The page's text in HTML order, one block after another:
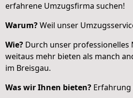
erfahrene Umzugsfirma suchen!
Warum?Weil unser
Wie? Durch unser
weitaus mehr bieten als manch
im Breisgau.
Was wir Ihnen bieten? Erfahrung